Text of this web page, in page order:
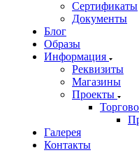
Сертификаты
Документы
Блог
Образы
Информация
Реквизиты
Магазины
Проекты
Галерея
Контакты